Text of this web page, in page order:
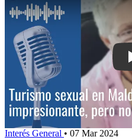
Interés General • 07 Mar 2024